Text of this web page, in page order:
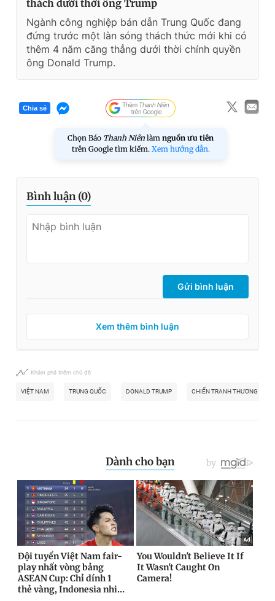
thách dưới thời ông Trump
Ngành công nghiệp bán dẫn Trung Quốc đang
đứng trước một làn sóng thách thức mới khi có
thêm 4 năm căng thẳng dưới thời chính quyền
ông Donald Trump.
Chia sẻ
Chọn Báo Thanh Niên làm nguồn ưu tiên
trên Google tìm kiếm. Xem hướng dẫn.
Bình luận (0)
Gửi bình luận
Xem thêm bình luận
Khám phá thêm chủ đề
VIỆT NAM TRUNG QUỐC DONALD TRUMP CHIẾN TRANH THƯƠNG MẠI